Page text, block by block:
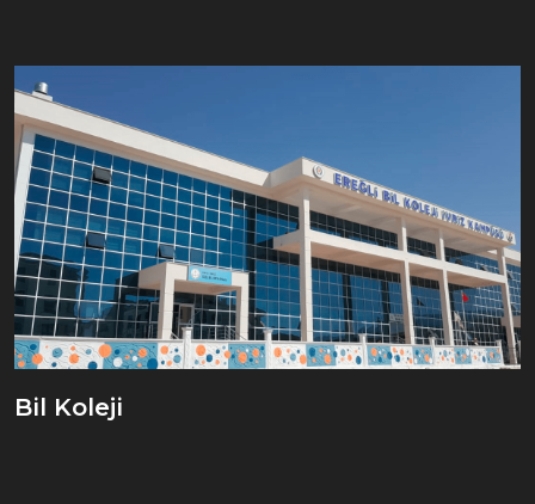
Bil Koleji